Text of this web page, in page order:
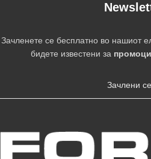
Зачленете се бесплатно во нашиот
бидете известени за
Зачлени